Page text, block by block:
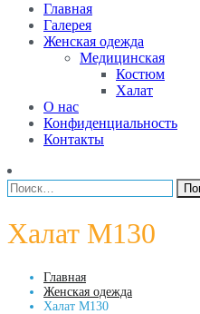
Главная
Галерея
Женская одежда
Медицинская
Костюм
Халат
О нас
Конфиденциальность
Контакты
Халат М130
Главная
Женская одежда
Халат М130